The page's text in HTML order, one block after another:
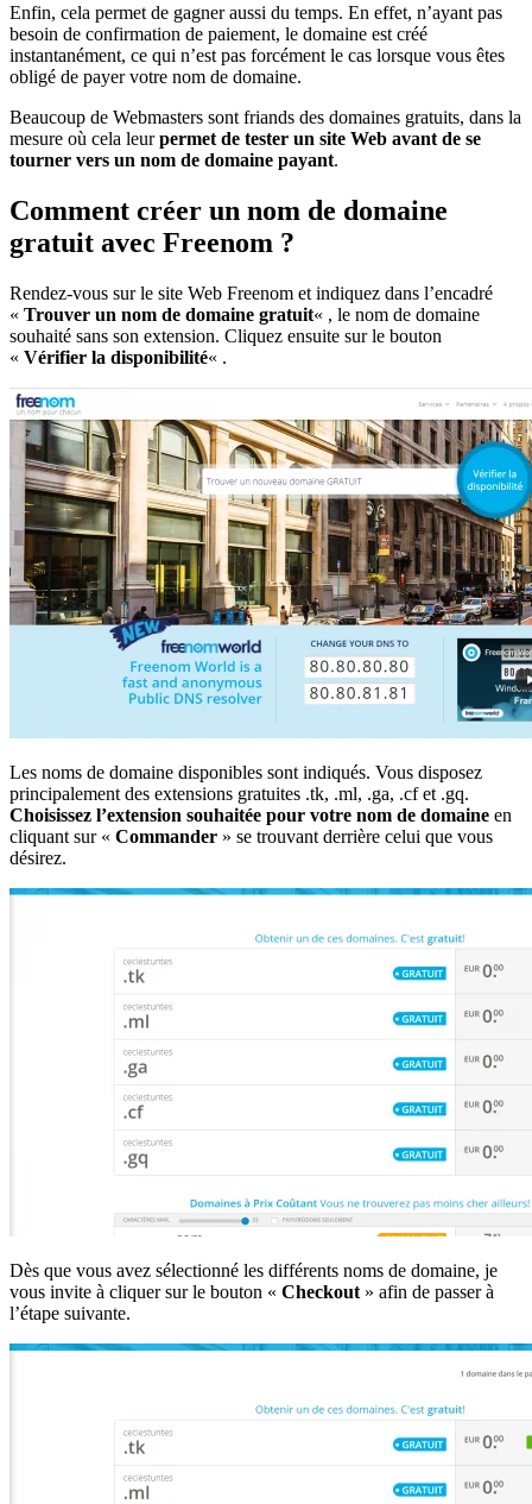
Enfin, cela permet de gagner aussi du temps. En effet, n’ayant pas
besoin de confirmation de paiement, le domaine est créé
instantanément, ce qui n’est pas forcément le cas lorsque vous êtes
obligé de payer votre nom de domaine.
Beaucoup de Webmasters sont friands des domaines gratuits, dans la
mesure où cela leurpermet de tester un site Web avant de se
tourner vers un nom de domaine payant.
Comment créer un nom de domaine
gratuit avec Freenom ?
Rendez-vous sur le site Web Freenom et indiquez dans l’encadré
« Trouver un nom de domaine gratuit« , le nom de domaine
souhaité sans son extension. Cliquez ensuite sur le bouton
« Vérifier la disponibilité« .
Les noms de domaine disponibles sont indiqués. Vous disposez
principalement des extensions gratuites .tk, .ml, .ga, .cf et .gq.
Choisissez l’extension souhaitée pour votre nom de domaine en
cliquant sur « Commander » se trouvant derrière celui que vous
désirez.
Dès que vous avez sélectionné les différents noms de domaine, je
vous invite à cliquer sur le bouton « Checkout » afin de passer à
l’étape suivante.